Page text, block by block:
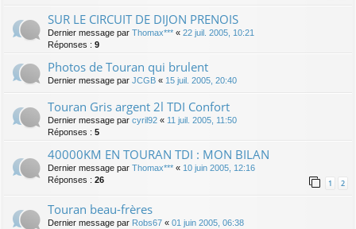
SUR LE CIRCUIT DE DIJON PRENOIS
Dernier message par Thomax*** « 22 juil. 2005, 10:21
Réponses : 9
Photos de Touran qui brulent
Dernier message par JCGB « 15 juil. 2005, 20:40
Touran Gris argent 2l TDI Confort
Dernier message par cyril92 « 11 juil. 2005, 11:50
Réponses : 5
40000KM EN TOURAN TDI : MON BILAN
Dernier message par Thomax*** « 10 juin 2005, 12:16
Réponses : 26 1 2
Touran beau-frères
Dernier message par Robs67 « 01 juin 2005, 06:38